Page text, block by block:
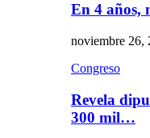
En 4 años,
noviembre 26,
Congreso
Revela
300 mil…